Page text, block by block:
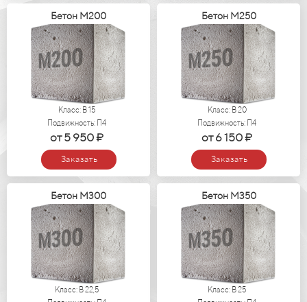
Бетон М200
Класс: В 15
Подвижность: П4
от 5 950 ₽
Заказать
Бетон М250
Класс: В 20
Подвижность: П4
от 6 150 ₽
Заказать
Бетон М300
Класс: В 22,5
Бетон М350
Класс: В 25